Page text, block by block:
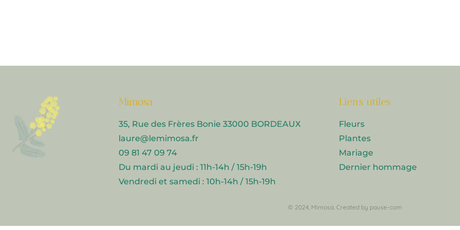
Mimosa
35, Rue des Frères Bonie 33000 BORDEAUX
laure@lemimosa.fr​
09 81 47 09 74
Du mardi au jeudi : 11h-14h / 15h-19h
Vendredi et samedi : 10h-14h / 15h-19h
Liens utiles
Fleurs
Plantes
Mariage
Dernier hommage
© 2024, Mimosa. Created by pause-com